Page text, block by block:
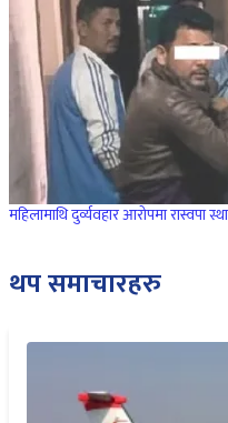
महिलामाथि दुर्व्यवहार आरोपमा रास्वपा
थप समाचारहरु